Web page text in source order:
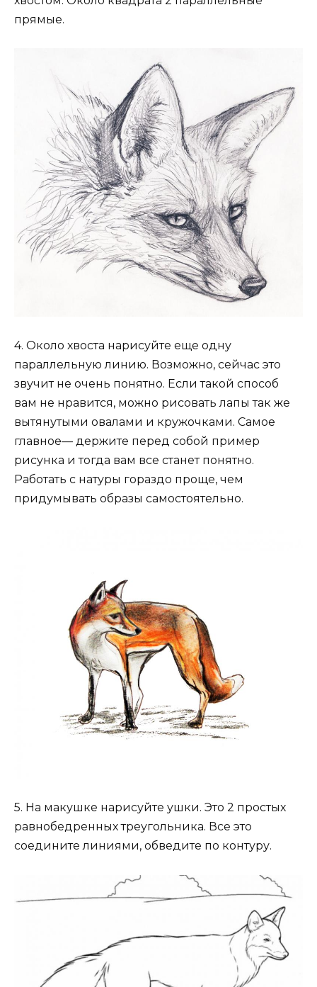
прямые.
4. Около хвоста нарисуйте еще одну
параллельную линию. Возможно, сейчас это
звучит не очень понятно. Если такой способ
вам не нравится, можно рисовать лапы так же
вытянутыми овалами и кружочками. Самое
главное— держите перед собой пример
рисунка и тогда вам все станет понятно.
Работать с натуры гораздо проще, чем
придумывать образы самостоятельно.
5. На макушке нарисуйте ушки. Это 2 простых
равнобедренных треугольника. Все это
соедините линиями, обведите по контуру.